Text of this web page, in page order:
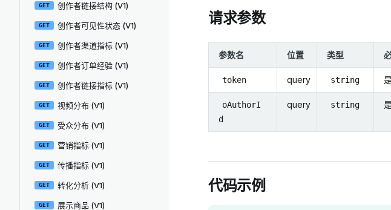
GET 创作者链接结构 (V1)
GET 创作者可见性状态 (V1)
GET 创作者渠道指标 (V1)
GET 创作者订单经验 (V1)
GET 创作者链接指标 (V1)
GET 视频分布 (V1)
GET 受众分布 (V1)
GET 营销指标 (V1)
GET 传播指标 (V1)
GET 转化分析 (V1)
GET 展示商品 (V1)
请求参数
参数名 位置 类型
token query string
oAuthorI
d
query string
代码示例